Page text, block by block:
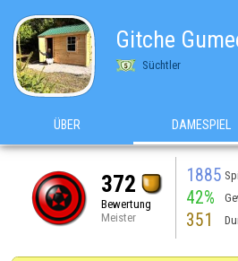
Gitche
Süchtler
ÜBER DAMESPIEL
372
Bewertung
Meister
1885
42%
351